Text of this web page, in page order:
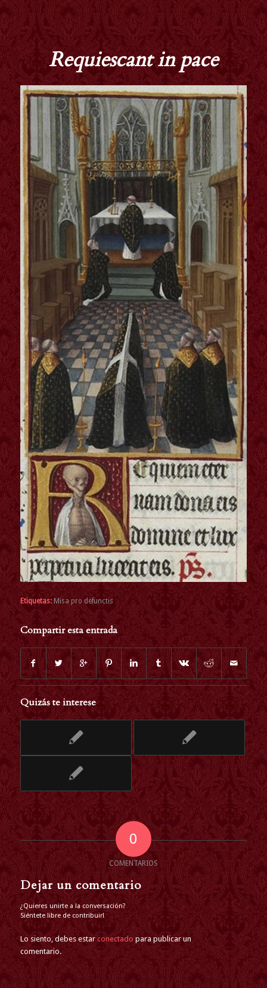
Requiescant in pace
Etiquetas: Misa pro defunctis
Compartir esta entrada
Quizás te interese
0
COMENTARIOS
Dejar un comentario
¿Quieres unirte a la conversación?
Siéntete libre de contribuir!
Lo siento, debes estarconectado para publicar un
comentario.